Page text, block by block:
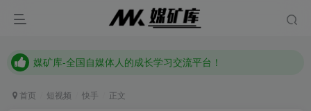
媒矿库-全国自媒体人的成长学习交流平台！
媒矿库-全国自媒体人的成长学习交流平台！
首页 短视频 快手 正文